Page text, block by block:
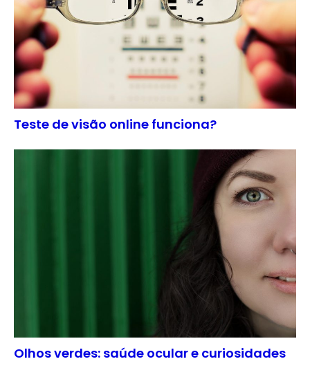
Teste de visão online funciona?
Olhos verdes: saúde ocular e curiosidades